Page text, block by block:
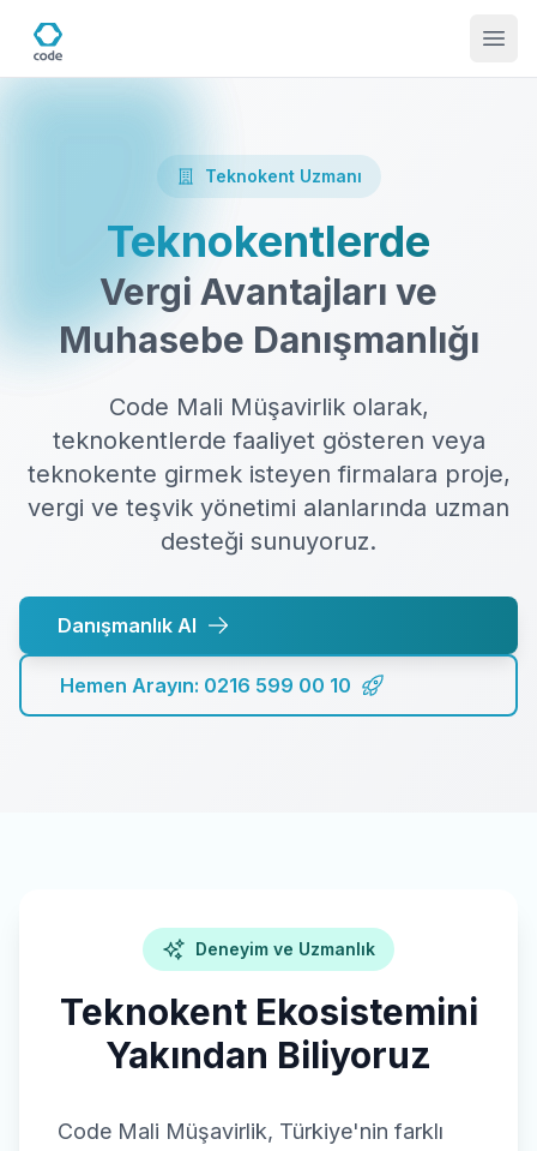
Teknokent Uzmanı
Teknokentlerde
Vergi Avantajları ve
Muhasebe Danışmanlığı
Code Mali Müşavirlik olarak,
teknokentlerde faaliyet gösteren veya
teknokente girmek isteyen firmalara proje,
vergi ve teşvik yönetimi alanlarında uzman
desteği sunuyoruz.
Danışmanlık Al
Hemen Arayın: 0216 599 00 10
Deneyim ve Uzmanlık
Teknokent Ekosistemini
Yakından Biliyoruz
Code Mali Müşavirlik, Türkiye'nin farklı